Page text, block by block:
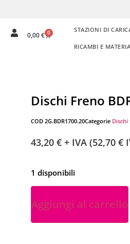
0,00€ 0 STAZIONI DI
RICAMBI E
Dischi Freno
COD 2G.BDR1700.20Categorie
43,20 € + IVA (52,70 €
1 disponibili
Aggiungi al carrello